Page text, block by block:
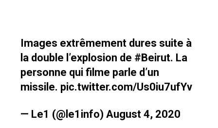
Images extrêmement dures suite à
la double l’explosion de #Beirut. La
personne qui filme parle d’un
missile. pic.twitter.com/Us0iu7ufYv
— Le1 (@le1info) August 4, 2020